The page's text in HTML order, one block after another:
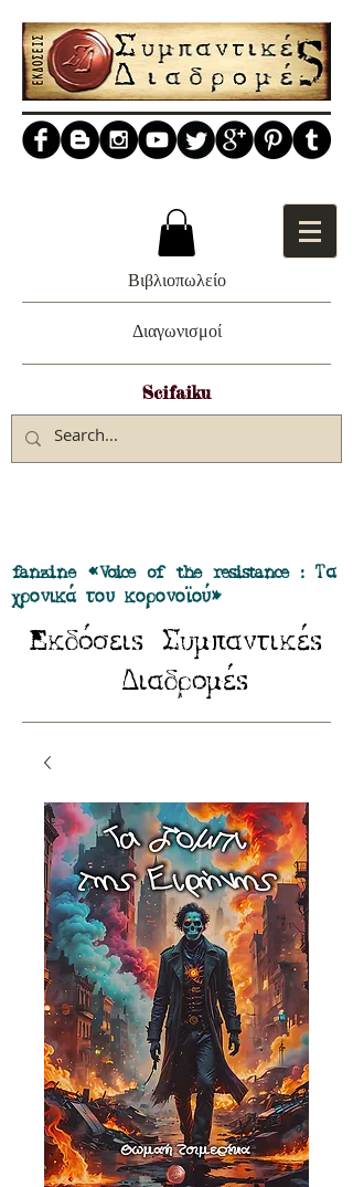
Βιβλιοπωλείο
Διαγωνισμοί
Scifaiku
fanzine «Voice of the resistance : Τα
χρονικά του κορονοϊού»
Eκδόσειs Συμπαντικέs
Διαδρομέs